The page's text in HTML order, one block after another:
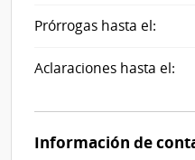
Prórrogas hasta el:
Aclaraciones hasta el:
Información de